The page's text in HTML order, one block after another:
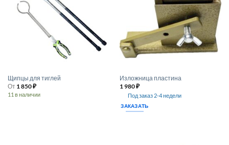
Опции
можно
странице
товара.
Щипцы для тиглей
От 1 850₽
11 в наличии
Изложница пластина
1 980₽
Под заказ 2-4 недели
ЗАКАЗАТЬ